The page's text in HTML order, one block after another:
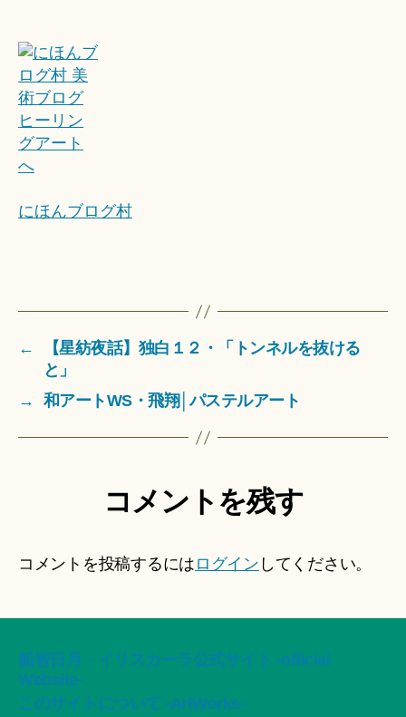
にほんブログ村
←
【星紡夜話】独白１２・「トンネルを抜ける
と」
→
和アートWS・飛翔│パステルアート
コメントを残す
コメントを投稿するには ログイン してください。
船智日月・イリスカーラ公式サイト -official
Website-
このサイトについて -ArtWorks-